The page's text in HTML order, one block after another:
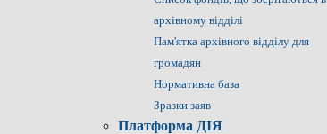
архівному відділі
Пам'ятка архівного відділу для
громадян
Нормативна база
Зразки заяв
Платформа ДІЯ